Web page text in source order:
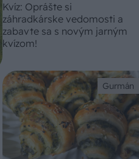
Kvíz: Oprášte si
záhradkárske vedomosti a
zabavte sa s novým jarným
kvízom!
Gurmán